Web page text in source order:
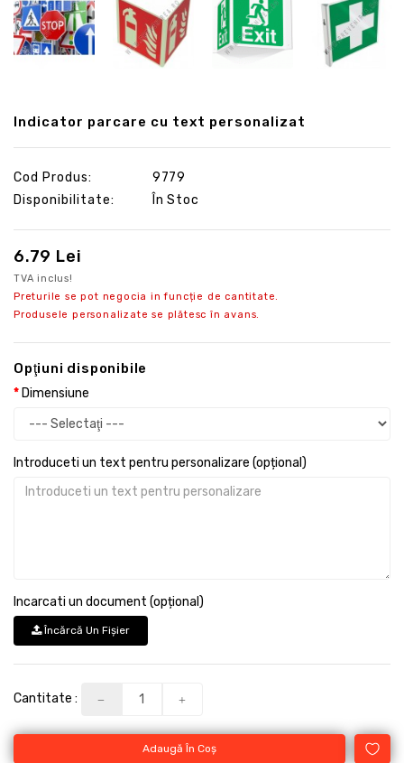
Indicator parcare cu text personalizat
Cod Produs:
9779
Disponibilitate:
În Stoc
6.79 Lei
TVA inclus!
Preturile se pot negocia in funcție de cantitate.
Produsele personalizate se plătesc în avans.
Opţiuni disponibile
Dimensiune
Introduceti un text pentru personalizare (opțional)
Incarcati un document (opțional)
Încărcă Un Fişier
Cantitate :
Adaugă În Coş